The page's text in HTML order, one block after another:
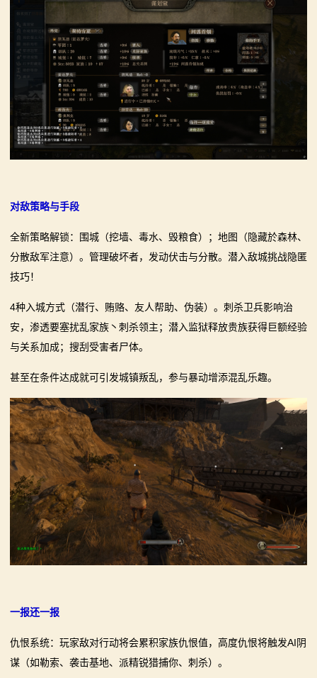
对敌策略与手段
全新策略解锁：围城（挖墙、毒水、毁粮食）；地图（隐藏於森林、
分散敌军注意）。管理破坏者，发动伏击与分散。潜入敌城挑战隐匿
技巧！
4种入城方式（潜行、贿赂、友人帮助、伪装）。刺杀卫兵影响治
安，渗透要塞扰乱家族丶刺杀领主；潜入监狱释放贵族获得巨额经验
与关系加成；搜刮受害者尸体。
甚至在条件达成就可引发城镇叛乱，参与暴动增添混乱乐趣。
一报还一报
仇恨系统：玩家敌对行动将会累积家族仇恨值，高度仇恨将触发AI阴
谋（如勒索、袭击基地、派精锐猎捕你、刺杀）。